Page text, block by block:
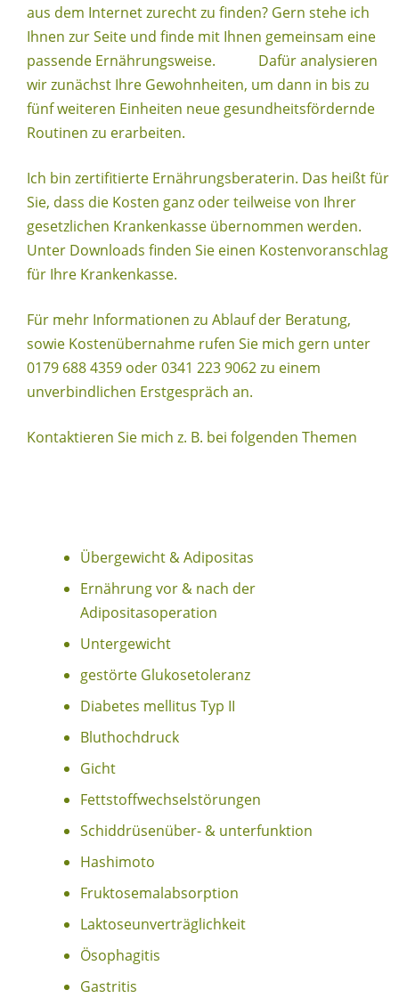
aus dem Internet zurecht zu finden? Gern stehe ich
Ihnen zur Seite und finde mit Ihnen gemeinsam eine
passende Ernährungsweise. Dafür analysieren
wir zunächst Ihre Gewohnheiten, um dann in bis zu
fünf weiteren Einheiten neue gesundheitsfördernde
Routinen zu erarbeiten.
Ich bin zertifitierte Ernährungsberaterin. Das heißt für
Sie, dass die Kosten ganz oder teilweise von Ihrer
gesetzlichen Krankenkasse übernommen werden.
Unter Downloads finden Sie einen Kostenvoranschlag
für Ihre Krankenkasse.
Für mehr Informationen zu Ablauf der Beratung,
sowie Kostenübernahme rufen Sie mich gern unter
0179 688 4359 oder 0341 223 9062 zu einem
unverbindlichen Erstgespräch an.
Kontaktieren Sie mich z. B. bei folgenden Themen
Übergewicht & Adipositas
Ernährung vor & nach der
Adipositasoperation
Untergewicht
gestörte Glukosetoleranz
Diabetes mellitus Typ II
Bluthochdruck
Gicht
Fettstoffwechselstörungen
Schiddrüsenüber- & unterfunktion
Hashimoto
Fruktosemalabsorption
Laktoseunverträglichkeit
Ösophagitis
Gastritis